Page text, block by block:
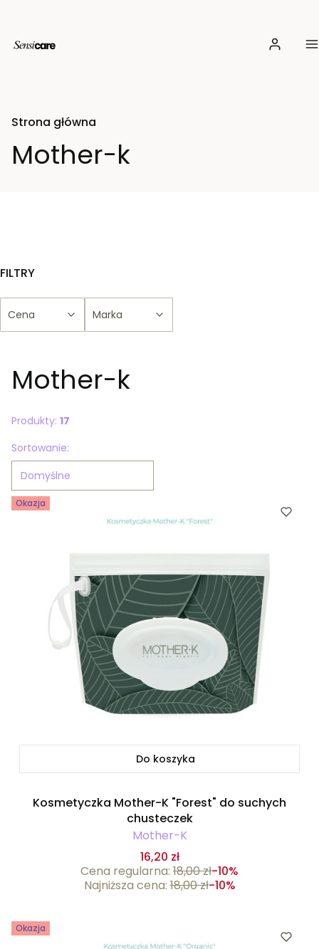
Zaloguj
Strona główna
Mother-k
FILTRY
Cena Marka
Mother-k
Produkty: 17
Lista produktów
Sortowanie:
Domyślne
Okazja
Do koszyka
Kosmetyczka Mother-K "Forest" do suchych
chusteczek
Mother-K
16,20 zł
Cena regularna: 18,00 zł-10%
Najniższa cena:18,00 zł-10%
Okazja